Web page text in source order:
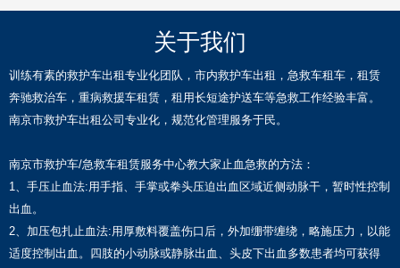
低敏配方等该如何选择？
救护车
关于我们
训练有素的救护车出租专业化团队，市内救护车出租，急救车租车，租赁
奔驰救治车，重病救援车租赁，租用长短途护送车等急救工作经验丰富。
南京市救护车出租公司专业化，规范化管理服务于民。
南京市救护车/急救车租赁服务中心教大家止血急救的方法：
1、手压止血法:用手指、手掌或拳头压迫出血区域近侧动脉干，暂时性控制
出血。
2、加压包扎止血法:用厚敷料覆盖伤口后，外加绷带缠绕，略施压力，以能
适度控制出血。四肢的小动脉或静脉出血、头皮下出血多数患者均可获得